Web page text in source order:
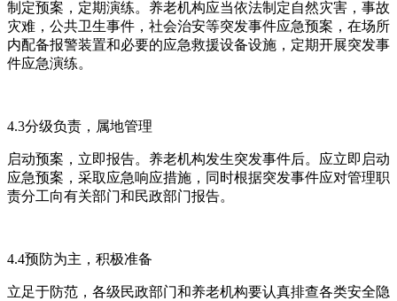
制定预案，定期演练。养老机构应当依法制定自然灾害，事故
灾难，公共卫生事件，社会治安等突发事件应急预案，在场所
内配备报警装置和必要的应急救援设备设施，定期开展突发事
件应急演练。
4.3分级负责，属地管理
启动预案，立即报告。养老机构发生突发事件后。应立即启动
应急预案，采取应急响应措施，同时根据突发事件应对管理职
责分工向有关部门和民政部门报告。
4.4预防为主，积极准备
立足于防范，各级民政部门和养老机构要认真排查各类安全隐